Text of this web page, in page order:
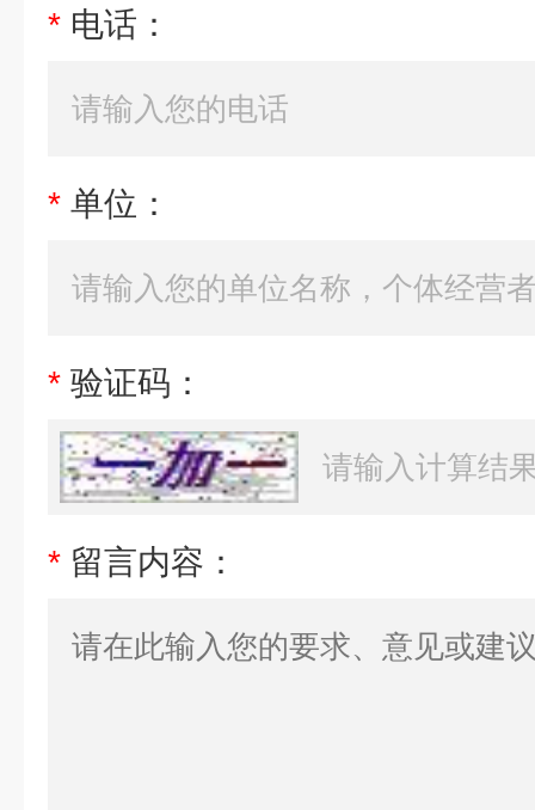
* 电话：
* 单位：
* 验证码：
* 留言内容：